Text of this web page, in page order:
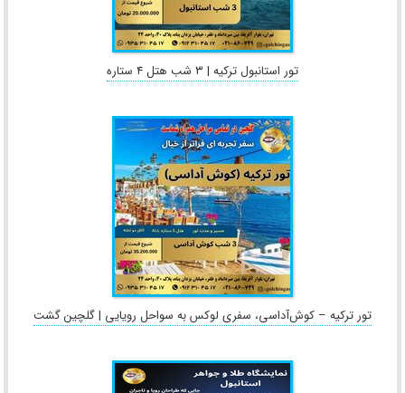
تور استانبول ترکیه | ۳ شب هتل ۴ ستاره
تور ترکیه – کوش‌آداسی، سفری لوکس به سواحل رویایی | گلچین گشت